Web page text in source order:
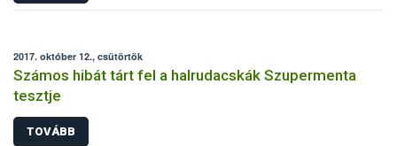
2017. október 12., csütörtök
Számos hibát tárt fel a halrudacskák Szupermenta
tesztje
TOVÁBB